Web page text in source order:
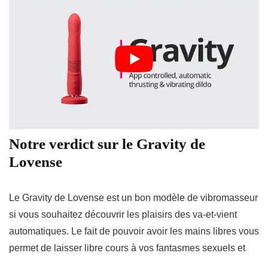
Notre verdict sur le Gravity de
Lovense
Le Gravity de Lovense est un bon modèle de vibromasseur
si vous souhaitez découvrir les plaisirs des va-et-vient
automatiques. Le fait de pouvoir avoir les mains libres vous
permet de laisser libre cours à vos fantasmes sexuels et